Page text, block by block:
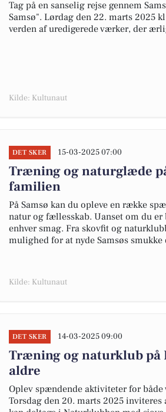
Tag på en sanselig rejse gennem
Samsø". Lørdag den 22. marts 2025
verden af uredigerede værker, der
Kilde: Kultunaut
DET SKER 15-03-2025 07:00
Træning og naturglæde
familien
På Samsø kan du opleve en række
natur og fællesskab. Uanset om du
enhver smag. Fra skovfit og
mulighed for at nyde Samsøs smukke
Kilde: Kultunaut
DET SKER 14-03-2025 09:00
Træning og naturklub på
aldre
Oplev spændende aktiviteter for både
Torsdag den 20. marts 2025